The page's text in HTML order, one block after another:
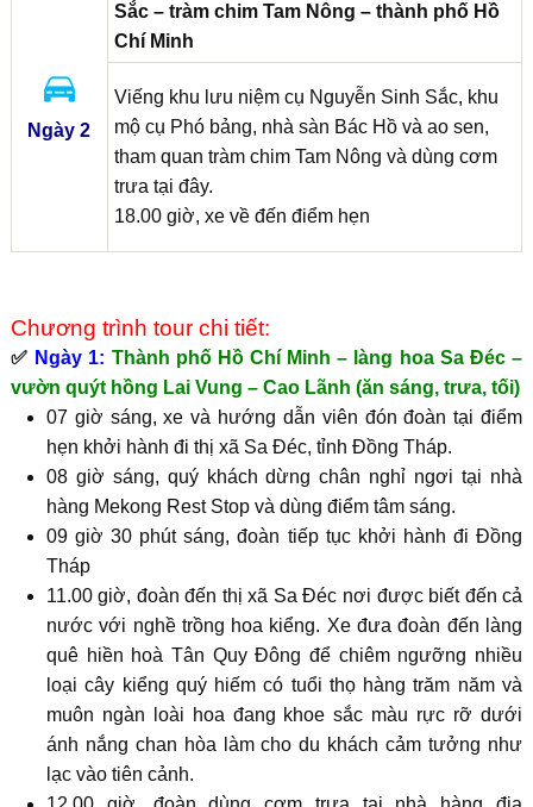
Ngày 2
Sắc – tràm chim Tam Nông – thành phố Hồ
Chí Minh
Viếng khu lưu niệm cụ Nguyễn Sinh Sắc, khu
mộ cụ Phó bảng, nhà sàn Bác Hồ và ao sen,
tham quan tràm chim Tam Nông và dùng cơm
trưa tại đây.
18.00 giờ, xe về đến điểm hẹn
Chương trình tour chi tiết:
✅ Ngày 1: Thành phố Hồ Chí Minh – làng hoa Sa Đéc –
vườn quýt hồng Lai Vung – Cao Lãnh (ăn sáng, trưa, tối)
07 giờ sáng, xe và hướng dẫn viên đón đoàn tại điểm
hẹn khởi hành đi thị xã Sa Đéc, tỉnh Đồng Tháp.
08 giờ sáng, quý khách dừng chân nghỉ ngơi tại nhà
hàng Mekong Rest Stop và dùng điểm tâm sáng.
09 giờ 30 phút sáng, đoàn tiếp tục khởi hành đi Đồng
Tháp
11.00 giờ, đoàn đến thị xã Sa Đéc nơi được biết đến cả
nước với nghề trồng hoa kiểng. Xe đưa đoàn đến làng
quê hiền hoà Tân Quy Đông để chiêm ngưỡng nhiều
loại cây kiểng quý hiếm có tuổi thọ hàng trăm năm và
muôn ngàn loài hoa đang khoe sắc màu rực rỡ dưới
ánh nắng chan hòa làm cho du khách cảm tưởng như
lạc vào tiên cảnh.